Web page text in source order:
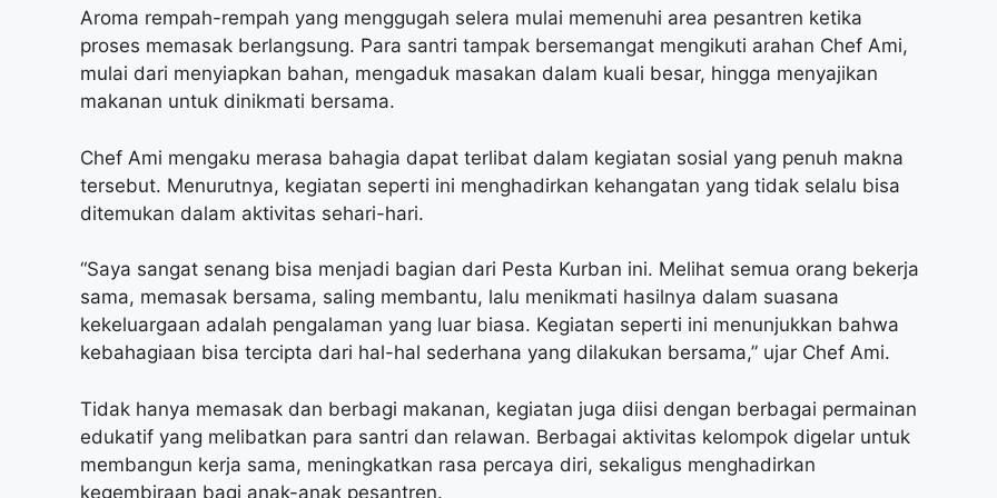
Aroma rempah-rempah yang menggugah selera mulai memenuhi area pesantren ketika
proses memasak berlangsung. Para santri tampak bersemangat mengikuti arahan Chef Ami,
mulai dari menyiapkan bahan, mengaduk masakan dalam kuali besar, hingga menyajikan
makanan untuk dinikmati bersama.
Chef Ami mengaku merasa bahagia dapat terlibat dalam kegiatan sosial yang penuh makna
tersebut. Menurutnya, kegiatan seperti ini menghadirkan kehangatan yang tidak selalu bisa
ditemukan dalam aktivitas sehari-hari.
“Saya sangat senang bisa menjadi bagian dari Pesta Kurban ini. Melihat semua orang bekerja
sama, memasak bersama, saling membantu, lalu menikmati hasilnya dalam suasana
kekeluargaan adalah pengalaman yang luar biasa. Kegiatan seperti ini menunjukkan bahwa
kebahagiaan bisa tercipta dari hal-hal sederhana yang dilakukan bersama,” ujar Chef Ami.
Tidak hanya memasak dan berbagi makanan, kegiatan juga diisi dengan berbagai permainan
edukatif yang melibatkan para santri dan relawan. Berbagai aktivitas kelompok digelar untuk
membangun kerja sama, meningkatkan rasa percaya diri, sekaligus menghadirkan
kegembiraan bagi anak-anak pesantren.